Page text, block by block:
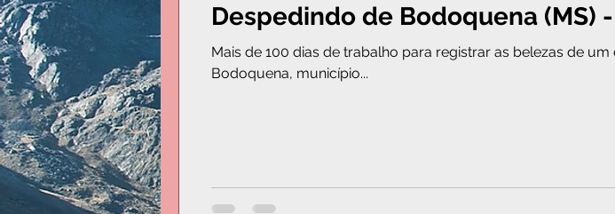
Despedindo de Bodoquena (MS)
Mais de 100 dias de trabalho para registrar as belezas de um dos
Bodoquena, município...